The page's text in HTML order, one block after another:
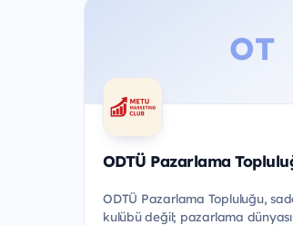
OT
ODTÜ Pazarlama
ODTÜ Pazarlama Topluluğu,
kulübü değil; pazarlama